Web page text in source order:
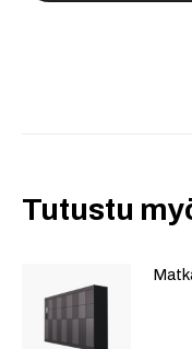
Tutustu